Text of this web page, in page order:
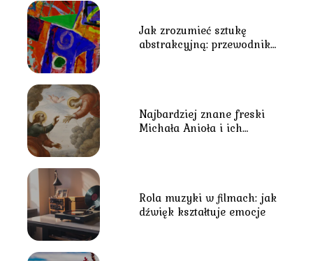
Jak zrozumieć sztukę
abstrakcyjną: przewodnik
Najbardziej znane freski
Michała Anioła i ich
Rola muzyki w filmach: jak
dźwięk kształtuje emocje